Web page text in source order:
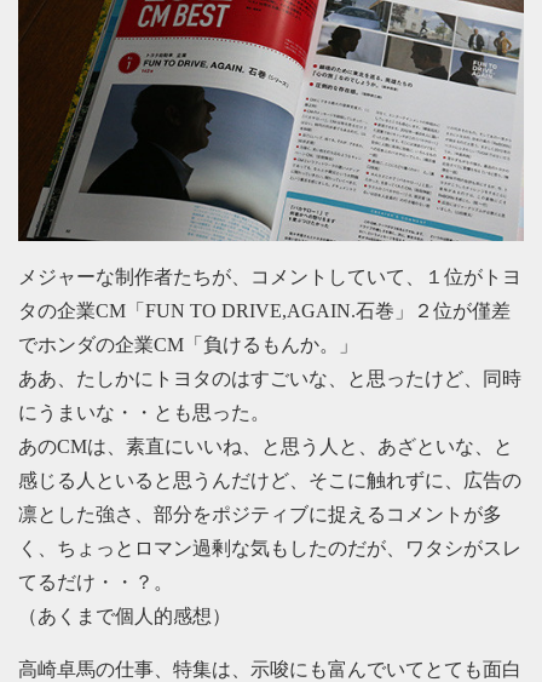
メジャーな制作者たちが、コメントしていて、１位がトヨ
タの企業CM「FUN TO DRIVE,AGAIN.石巻」２位が僅差
でホンダの企業CM「負けるもんか。」
ああ、たしかにトヨタのはすごいな、と思ったけど、同時
にうまいな・・とも思った。
あのCMは、素直にいいね、と思う人と、あざといな、と
感じる人といると思うんだけど、そこに触れずに、広告の
凛とした強さ、部分をポジティブに捉えるコメントが多
く、ちょっとロマン過剰な気もしたのだが、ワタシがスレ
てるだけ・・？。
（あくまで個人的感想）
高崎卓馬の仕事、特集は、示唆にも富んでいてとても面白